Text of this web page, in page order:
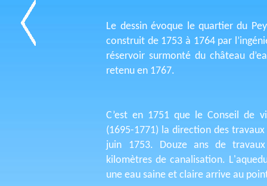
Le dessin évoque le quartier du
construit de 1753 à 1764 par
réservoir surmonté du château
retenu en 1767.
C’est en 1751 que le Conseil de
(1695-1771) la direction des
juin 1753. Douze ans de
kilomètres de canalisation.
une eau saine et claire arrive au